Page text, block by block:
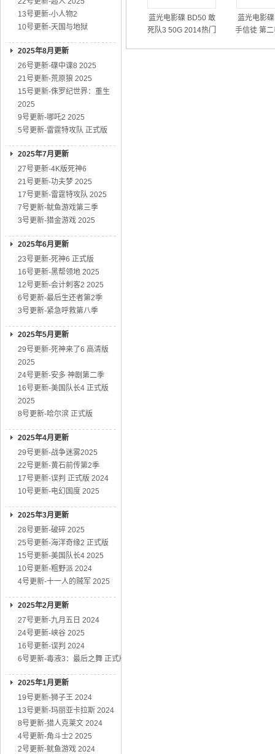
13号更新-小人物2
10号更新-天国与地狱
2025年8月更新
26号更新-碟中谍8 2025
21号更新-荒原狼 2025
15号更新-侏罗纪世界：重生
2025
9号更新-哪吒2 2025
5号更新-雷霆特攻队 正式版
2025年7月更新
27号更新-4K版死神6
21号更新-功夫梦 2025
17号更新-雷霆特攻队 2025
7号更新-鱿鱼游戏第三季
3号更新-猎金游戏 2025
2025年6月更新
23号更新-死神6 正式版
16号更新-黑帮领地 2025
12号更新-会计刺客2 2025
6号更新-最后生还者第2季
3号更新-紧急呼救第八季
2025年5月更新
29号更新-死神来了6 高清版
2025
24号更新-安多 神剧第二季
16号更新-美国队长4 正式版
2025
8号更新-哈尔滨 正式版
2025年4月更新
29号更新-战争迷雾2025
22号更新-黄石前传第2季
17号更新-误判 正式版 2024
10号更新-电幻国度 2025
2025年3月更新
28号更新-破碎 2025
25号更新-海洋奇缘2 正式版
15号更新-美国队长4 2025
10号更新-粗野派 2024
4号更新-十一人的贼军 2025
2025年2月更新
27号更新-九月五日 2024
24号更新-峡谷 2025
16号更新-误判 2024
6号更新-毒液3：最后之舞 正式版
2025年1月更新
19号更新-狮子王 2024
13号更新-玛丽亚卡拉斯 2024
8号更新-猎人克莱文 2024
4号更新-角斗士2 2025
2号更新-鱿鱼游戏 2024
蓝光电影碟 BD50 敢
死队3 50G 2014热门
蓝光电影
手信徒 第